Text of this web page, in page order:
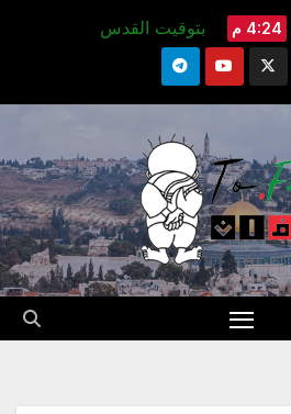
4:24 م بتوقيت القدس